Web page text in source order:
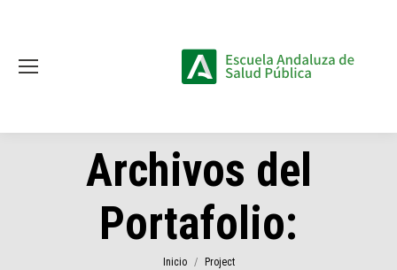
Archivos del
Portafolio:
Estás aquí:
Inicio Project